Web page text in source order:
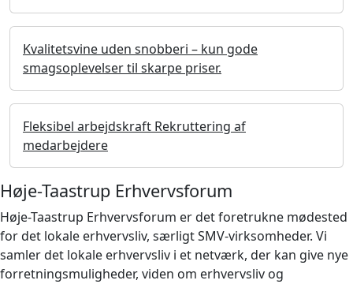
Kvalitetsvine uden snobberi – kun gode
smagsoplevelser til skarpe priser.
Fleksibel arbejdskraft Rekruttering af
medarbejdere
Høje-Taastrup Erhvervsforum
Høje-Taastrup Erhvervsforum er det foretrukne mødested
for det lokale erhvervsliv, særligt SMV-virksomheder. Vi
samler det lokale erhvervsliv i et netværk, der kan give nye
forretningsmuligheder, viden om erhvervsliv og